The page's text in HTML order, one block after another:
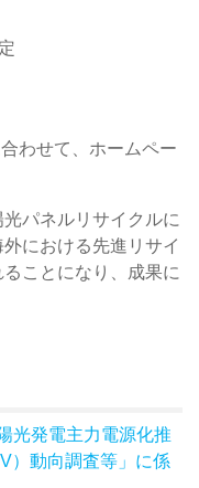
わせて、ホームペー
パネルリサイクルに
における先進リサイ
ことになり、成果に
光発電主力電源化推
）動向調査等」に係